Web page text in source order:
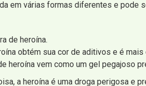
em várias formas diferentes e pode
de heroína.
obtém sua cor de aditivos e é mais
heroína vem como um gel pegajoso
a heroína é uma droga perigosa e